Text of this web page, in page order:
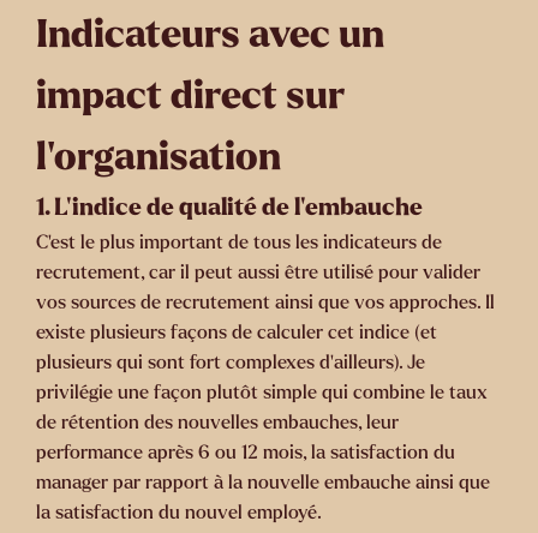
Indicateurs avec un
impact direct sur
l’organisation
1.L’indice de qualité de l’embauche
C’est le plus important de tous les indicateurs de
recrutement, car il peut aussi être utilisé pour valider
vos sources de recrutement ainsi que vos approches. Il
existe plusieurs façons de calculer cet indice (et
plusieurs qui sont fort complexes d’ailleurs). Je
privilégie une façon plutôt simple qui combine le taux
de rétention des nouvelles embauches, leur
performance après 6 ou 12 mois, la satisfaction du
manager par rapport à la nouvelle embauche ainsi que
la satisfaction du nouvel employé.